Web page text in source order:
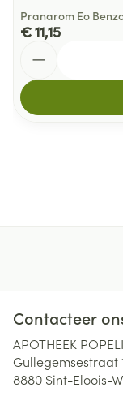
Pranarom Eo
€ 11,15
Contacteer
APOTHEEK
Gullegemsestraat
8880 Sint-Eloois-